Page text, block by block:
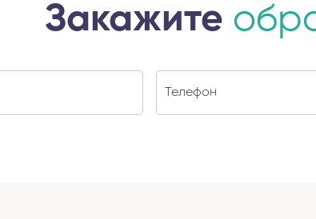
Закажите